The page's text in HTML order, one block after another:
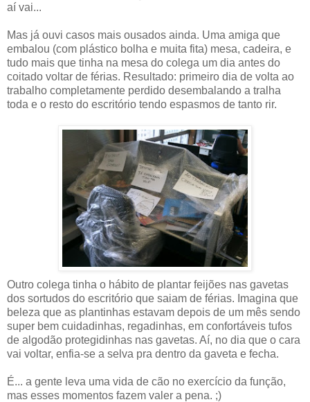
aí vai...
Mas já ouvi casos mais ousados ainda. Uma amiga que
embalou (com plástico bolha e muita fita) mesa, cadeira, e
tudo mais que tinha na mesa do colega um dia antes do
coitado voltar de férias. Resultado: primeiro dia de volta ao
trabalho completamente perdido desembalando a tralha
toda e o resto do escritório tendo espasmos de tanto rir.
Outro colega tinha o hábito de plantar feijões nas gavetas
dos sortudos do escritório que saiam de férias. Imagina que
beleza que as plantinhas estavam depois de um mês sendo
super bem cuidadinhas, regadinhas, em confortáveis tufos
de algodão protegidinhas nas gavetas. Aí, no dia que o cara
vai voltar, enfia-se a selva pra dentro da gaveta e fecha.
É... a gente leva uma vida de cão no exercício da função,
mas esses momentos fazem valer a pena. ;)